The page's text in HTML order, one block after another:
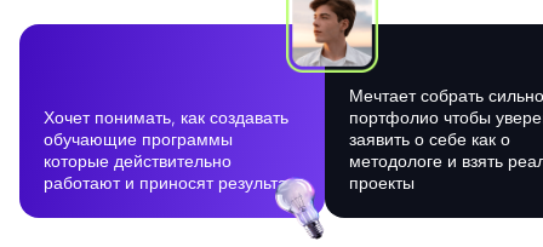
Хочет понимать, как создавать
обучающие программы
которые действительно
работают и приносят результат
Мечтает собрать
портфолио чтобы
заявить о себе как о
методологе и взять
проекты